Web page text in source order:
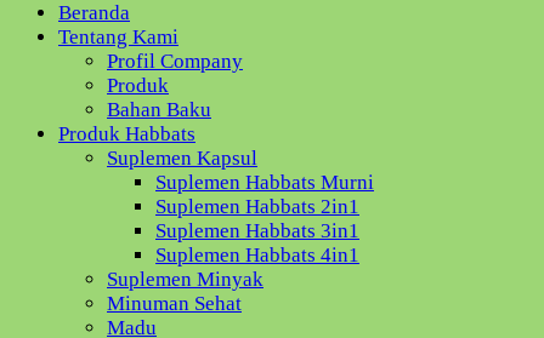
Beranda
Tentang Kami
Profil Company
Produk
Bahan Baku
Produk Habbats
Suplemen Kapsul
Suplemen Habbats Murni
Suplemen Habbats 2in1
Suplemen Habbats 3in1
Suplemen Habbats 4in1
Suplemen Minyak
Minuman Sehat
Madu